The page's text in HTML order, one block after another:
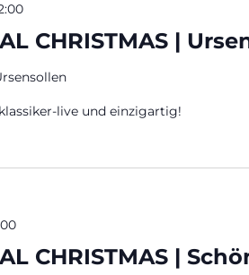
CHRISTMAS |
live und einzigartig!
CHRISTMAS |